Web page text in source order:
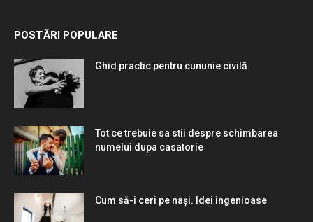
POSTĂRI POPULARE
Ghid practic pentru cununie civilă
Tot ce trebuie sa stii despre schimbarea
numelui dupa casatorie
Cum să-i ceri pe nași. Idei ingenioase